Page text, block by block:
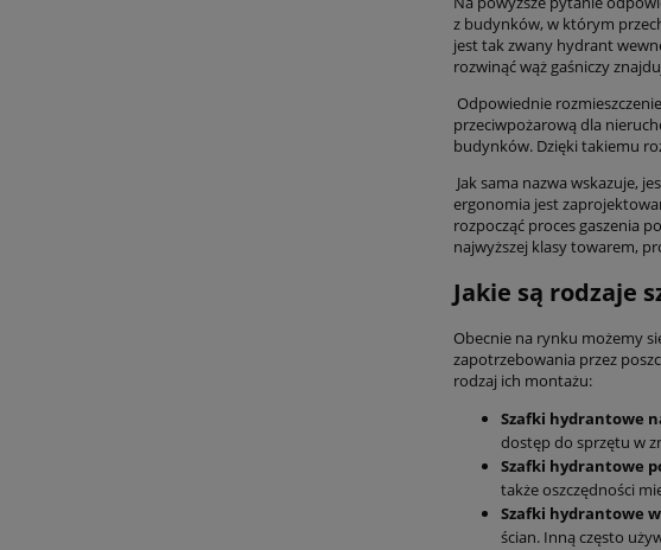
z budynków, w którym
jest tak zwany hydrant
rozwinąć wąż gaśniczy
Odpowiednie rozmieszczenie
przeciwpożarową dla
budynków. Dzięki takiemu
Jak sama nazwa wskazuje,
ergonomia jest
rozpocząć proces gaszenia
najwyższej klasy towarem,
Jakie są rodzaje
Obecnie na rynku możemy
zapotrzebowania przez
rodzaj ich montażu:
Szafki hydrantowe
dostęp do sprzętu w
Szafki hydrantowe
także oszczędności
Szafki hydrantowe
ścian. Inną często